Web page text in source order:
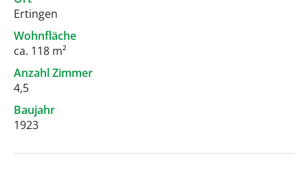
Ertingen
Wohnfläche
ca. 118 m²
Anzahl Zimmer
4,5
Baujahr
1923